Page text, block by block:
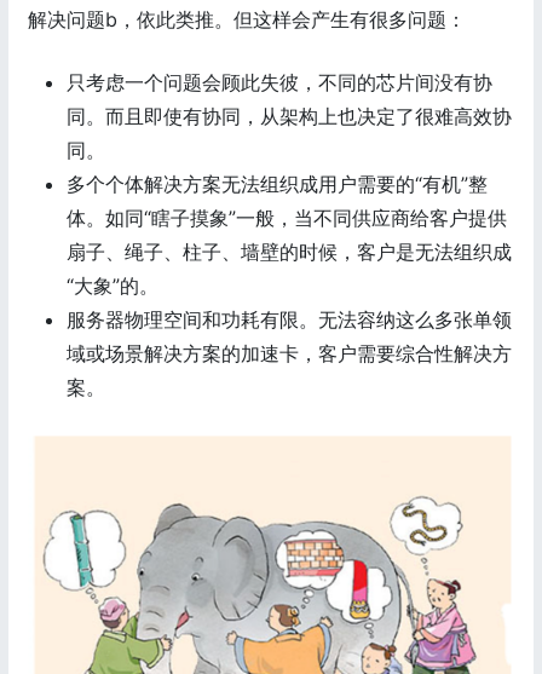
解决问题b，依此类推。但这样会产生有很多问题：
只考虑一个问题会顾此失彼，不同的芯片间没有协
同。而且即使有协同，从架构上也决定了很难高效协
同。
多个个体解决方案无法组织成用户需要的“有机”整
体。如同“瞎子摸象”一般，当不同供应商给客户提供
扇子、绳子、柱子、墙壁的时候，客户是无法组织成
“大象”的。
服务器物理空间和功耗有限。无法容纳这么多张单领
域或场景解决方案的加速卡，客户需要综合性解决方
案。